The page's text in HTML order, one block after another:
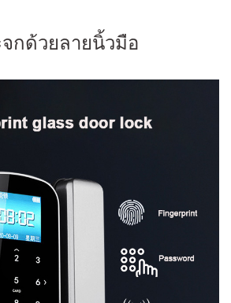
กด้วยลายนิ้วมือ